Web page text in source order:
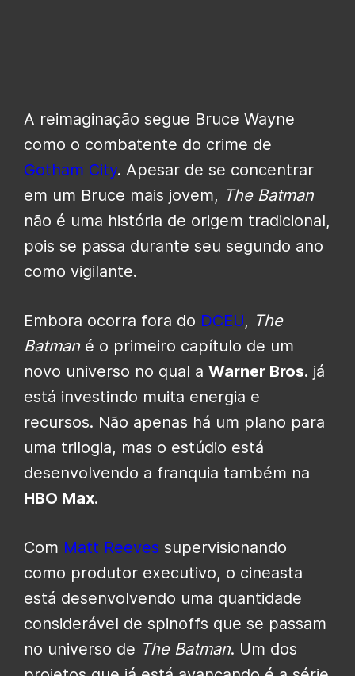
A reimaginação segue Bruce Wayne
como o combatente do crime de
Gotham City. Apesar de se concentrar
em um Bruce mais jovem, The Batman
não é uma história de origem tradicional,
pois se passa durante seu segundo ano
como vigilante.
Embora ocorra fora do DCEU, The
Batman é o primeiro capítulo de um
novo universo no qual a Warner Bros. já
está investindo muita energia e
recursos. Não apenas há um plano para
uma trilogia, mas o estúdio está
desenvolvendo a franquia também na
HBO Max.
Com Matt Reeves supervisionando
como produtor executivo, o cineasta
está desenvolvendo uma quantidade
considerável de spinoffs que se passam
no universo de The Batman. Um dos